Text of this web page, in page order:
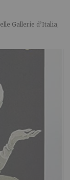
Gallerie d’Italia,